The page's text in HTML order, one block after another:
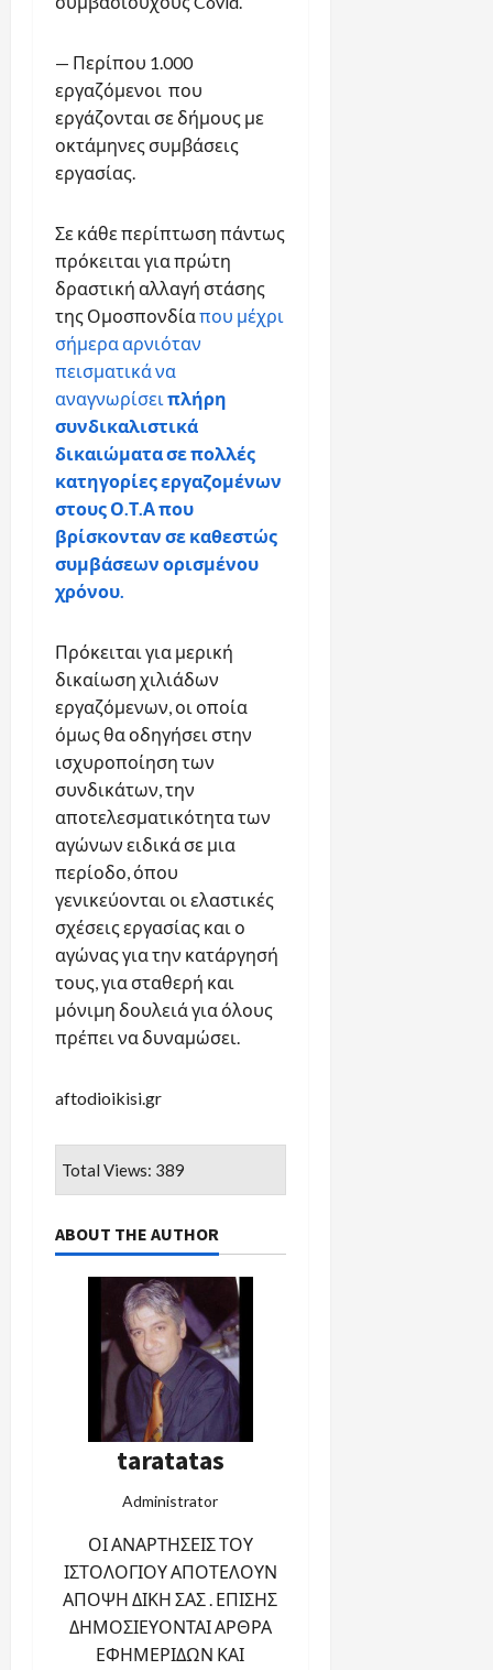
— Περίπου 1.000
εργαζόμενοι που
εργάζονται σε δήμους με
οκτάμηνες συμβάσεις
εργασίας.
Σε κάθε περίπτωση πάντως
πρόκειται για πρώτη
δραστική αλλαγή στάσης
της Ομοσπονδία που μέχρι
σήμερα αρνιόταν
πεισματικά να
αναγνωρίσει πλήρη
συνδικαλιστικά
δικαιώματα σε πολλές
κατηγορίες εργαζομένων
στους Ο.Τ.Α που
βρίσκονταν σε καθεστώς
συμβάσεων ορισμένου
χρόνου.
Πρόκειται για μερική
δικαίωση χιλιάδων
εργαζόμενων, οι οποία
όμως θα οδηγήσει στην
ισχυροποίηση των
συνδικάτων, την
αποτελεσματικότητα των
αγώνων ειδικά σε μια
περίοδο, όπου
γενικεύονται οι ελαστικές
σχέσεις εργασίας και ο
αγώνας για την κατάργησή
τους, για σταθερή και
μόνιμη δουλειά για όλους
πρέπει να δυναμώσει.
aftodioikisi.gr
Total Views: 389
ABOUT THE AUTHOR
taratatas
Administrator
ΟΙ ΑΝΑΡΤΗΣΕΙΣ ΤΟΥ
ΙΣΤΟΛΟΓΙΟΥ ΑΠΟΤΕΛΟΥΝ
ΑΠΟΨΗ ΔΙΚΗ ΣΑΣ . ΕΠΙΣΗΣ
ΔΗΜΟΣΙΕΥΟΝΤΑΙ ΑΡΘΡΑ
ΕΦΗΜΕΡΙΔΩΝ ΚΑΙ